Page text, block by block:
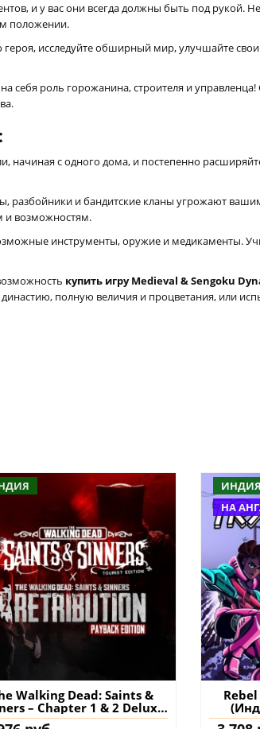
и у вас они всегда должны быть под рукой.
положении.
героя, исследуйте обширный мир, улучшайте
себя роль горожанина, строителя и
начиная с одного дома, и постепенно
разбойники и бандитские кланы угрожают
и возможностям.
инструменты, оружие и медикаменты.
купить игру Medieval & Sengoku
полную величия и процветания, или
Walking Dead: Saints &
– Chapter 1 & 2 Deluxe
PS5 (Индия) купить
ИНДИЯ
НА
Rebel